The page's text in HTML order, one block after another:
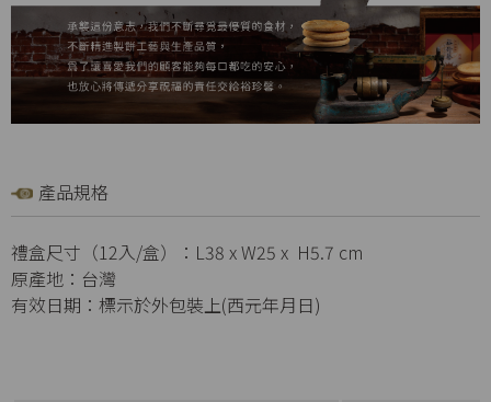
產品規格
禮盒尺寸（12入/盒）：L38 x W25 x H5.7 cm
原產地：台灣
有效日期：標示於外包裝上(西元年月日)